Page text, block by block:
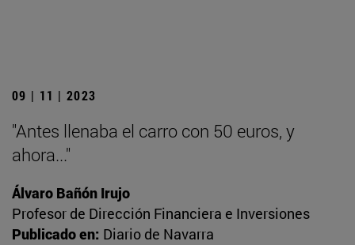
09 | 11 | 2023
"Antes llenaba el carro con 50 euros, y
ahora..."
Álvaro Bañón Irujo
Profesor de Dirección Financiera e Inversiones
Publicado en: Diario de Navarra